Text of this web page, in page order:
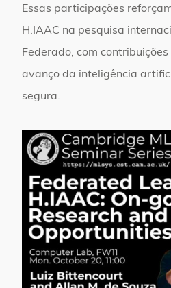
Essas participações
H.IAAC na pesquisa
Federado, com
avanço da inteligência
segura.